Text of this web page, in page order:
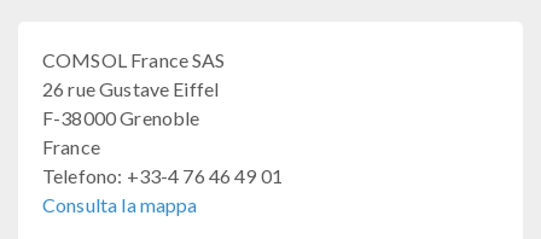
COMSOL France SAS
26 rue Gustave Eiffel
F-38000 Grenoble
France
Telefono: +33-4 76 46 49 01
Consulta la mappa